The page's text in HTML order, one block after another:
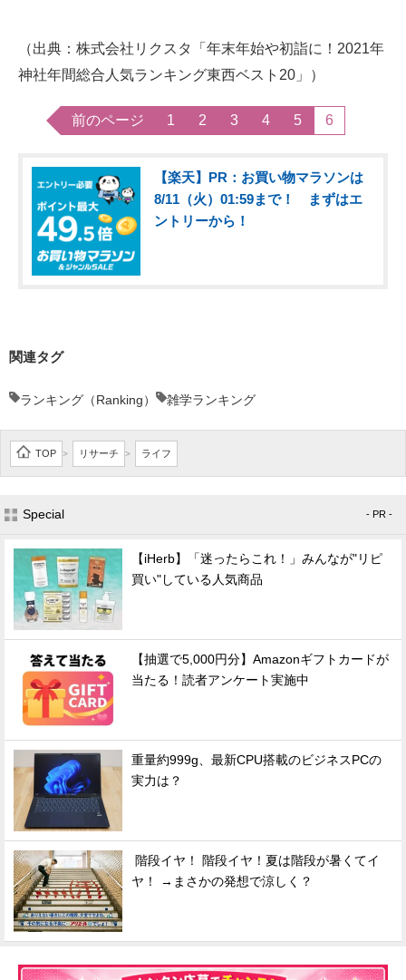
（出典：株式会社リクスタ「年末年始や初詣に！2021年
神社年間総合人気ランキング東西ベスト20」）
前のページ 1 2 3 4 5 6
【楽天】PR：お買い物マラソンは
8/11（火）01:59まで！ まずはエ
ントリーから！
関連タグ
ランキング（Ranking） 雑学ランキング
TOP > リサーチ > ライフ
Special - PR -
【iHerb】「迷ったらこれ！」みんなが"リピ
買い"している人気商品
【抽選で5,000円分】Amazonギフトカードが
当たる！読者アンケート実施中
重量約999g、最新CPU搭載のビジネスPCの
実力は？
階段イヤ！ 階段イヤ！夏は階段が暑くてイ
ヤ！ →まさかの発想で涼しく？